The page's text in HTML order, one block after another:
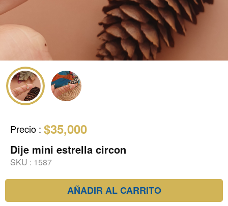
Precio : $35,000
Dije mini estrella circon
SKU : 1587
AÑADIR AL CARRITO